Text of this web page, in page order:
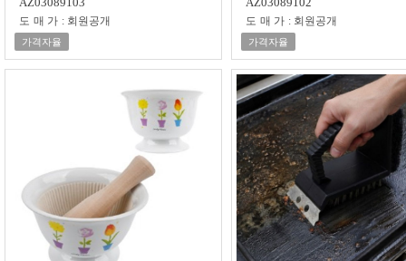
도매가 : 회원공개
가격자율
도매가 : 회원공개
가격자율